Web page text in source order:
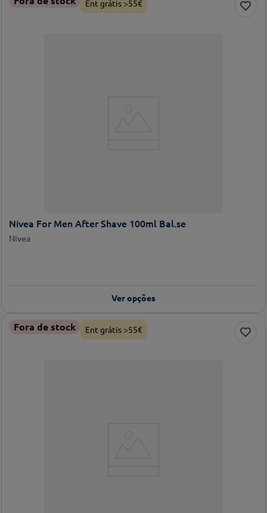
Ent grátis >55€
Nivea For Men After Shave 100ml Bal.se
Nivea
Ver opções
Fora de stock Ent grátis >55€